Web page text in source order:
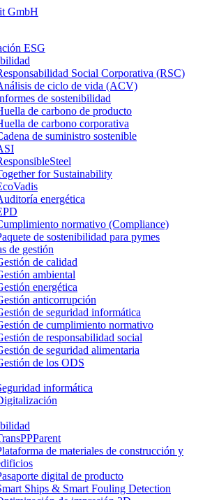
ESG
Social Corporativa (RSC)
de ciclo de vida (ACV)
de sostenibilidad
de carbono de producto
de carbono corporativa
de suministro sostenible
for Sustainability
energética
normativo (Compliance)
de sostenibilidad para pymes
de gestión
de calidad
ambiental
energética
anticorrupción
de seguridad informática
de cumplimiento normativo
de responsabilidad social
de seguridad alimentaria
de los ODS
informática
de materiales de construcción y
digital de producto
Ships & Smart Fouling Detection